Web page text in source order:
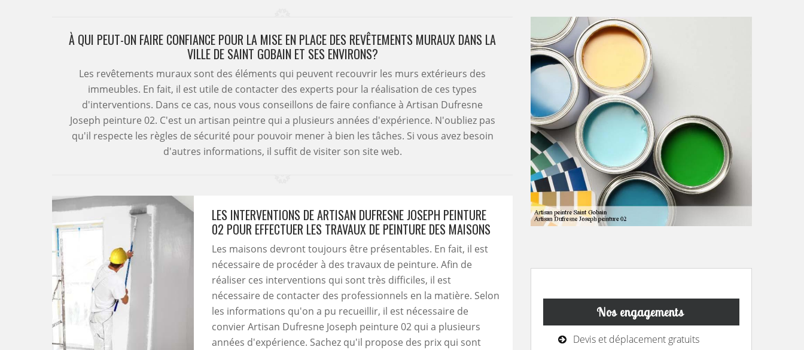
À QUI PEUT-ON FAIRE CONFIANCE POUR LA MISE EN PLACE DES REVÊTEMENTS MURAUX DANS LA
VILLE DE SAINT GOBAIN ET SES ENVIRONS?
Les revêtements muraux sont des éléments qui peuvent recouvrir les murs extérieurs des
immeubles. En fait, il est utile de contacter des experts pour la réalisation de ces types
d'interventions. Dans ce cas, nous vous conseillons de faire confiance à Artisan Dufresne
Joseph peinture 02. C'est un artisan peintre qui a plusieurs années d'expérience. N'oubliez pas
qu'il respecte les règles de sécurité pour pouvoir mener à bien les tâches. Si vous avez besoin
d'autres informations, il suffit de visiter son site web.
LES INTERVENTIONS DE ARTISAN DUFRESNE JOSEPH PEINTURE
02 POUR EFFECTUER LES TRAVAUX DE PEINTURE DES MAISONS
Les maisons devront toujours être présentables. En fait, il est
nécessaire de procéder à des travaux de peinture. Afin de
réaliser ces interventions qui sont très difficiles, il est
nécessaire de contacter des professionnels en la matière. Selon
les informations qu'on a pu recueillir, il est nécessaire de
convier Artisan Dufresne Joseph peinture 02 qui a plusieurs
années d'expérience. Sachez qu'il propose des prix qui sont
Nos engagements
Devis et déplacement gratuits